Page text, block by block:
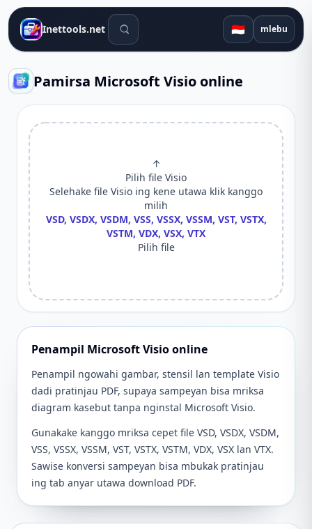
Inettools.net Alat telusuran 🇮🇩 mlebu
Pamirsa Microsoft Visio online
↑
Pilih file Visio
Selehake file Visio ing kene utawa klik kanggo
milih
VSD, VSDX, VSDM, VSS, VSSX, VSSM, VST, VSTX,
VSTM, VDX, VSX, VTX
Pilih file
Penampil Microsoft Visio online
Penampil ngowahi gambar, stensil lan template Visio
dadi pratinjau PDF, supaya sampeyan bisa mriksa
diagram kasebut tanpa nginstal Microsoft Visio.
Gunakake kanggo mriksa cepet file VSD, VSDX, VSDM,
VSS, VSSX, VSSM, VST, VSTX, VSTM, VDX, VSX lan VTX.
Sawise konversi sampeyan bisa mbukak pratinjau
ing tab anyar utawa download PDF.